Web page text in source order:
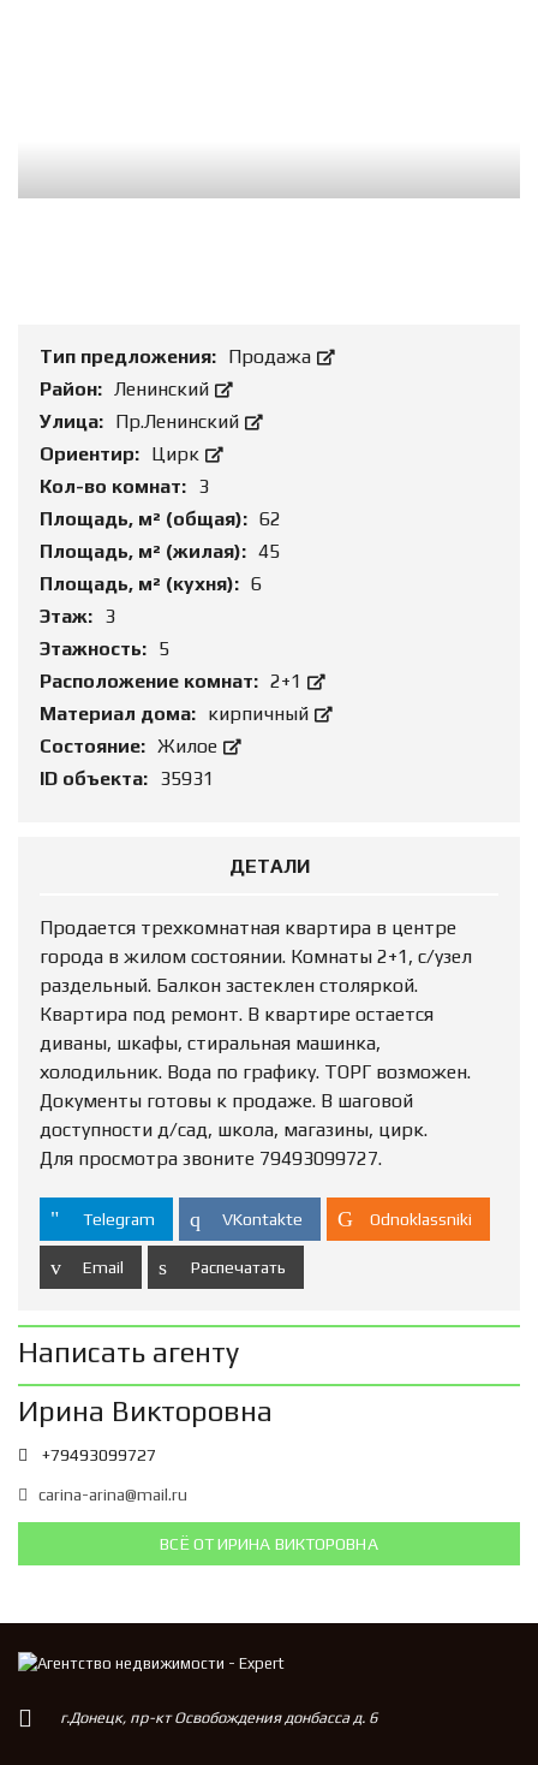
Тип предложения: Продажа
Район: Ленинский
Улица: Пр.Ленинский
Ориентир: Цирк
Кол-во комнат: 3
Площадь, м² (общая): 62
Площадь, м² (жилая): 45
Площадь, м² (кухня): 6
Этаж: 3
Этажность: 5
Расположение комнат: 2+1
Материал дома: кирпичный
Состояние: Жилое
ID объекта: 35931
ДЕТАЛИ
Продается трехкомнатная квартира в центре
города в жилом состоянии. Комнаты 2+1, с/узел
раздельный. Балкон застеклен столяркой.
Квартира под ремонт. В квартире остается
диваны, шкафы, стиральная машинка,
холодильник. Вода по графику. ТОРГ возможен.
Документы готовы к продаже. В шаговой
доступности д/сад, школа, магазины, цирк.
Для просмотра звоните 79493099727.
Telegram VKontakte Odnoklassniki
Email Распечатать
Написать агенту
Ирина Викторовна
+79493099727
carina-arina@mail.ru
ВСЁ ОТ ИРИНА ВИКТОРОВНА
г.Донецк, пр-кт Освобождения донбасса д. 6